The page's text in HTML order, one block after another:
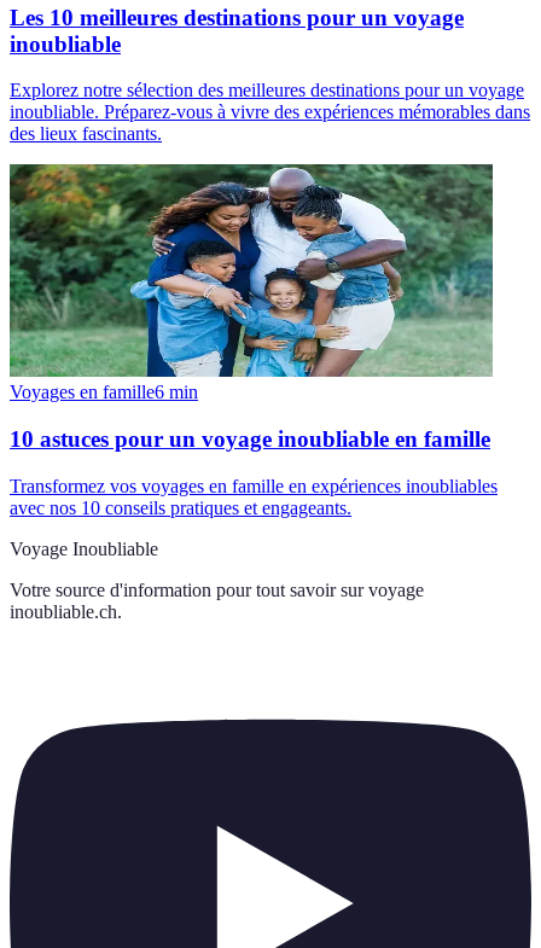
Les 10 meilleures destinations pour un voyage
inoubliable
Explorez notre sélection des meilleures destinations pour un voyage
inoubliable. Préparez-vous à vivre des expériences mémorables dans
des lieux fascinants.
Voyages en famille6 min
10 astuces pour un voyage inoubliable en famille
Transformez vos voyages en famille en expériences inoubliables
avec nos 10 conseils pratiques et engageants.
Voyage Inoubliable
Votre source d'information pour tout savoir sur voyage
inoubliable.ch.